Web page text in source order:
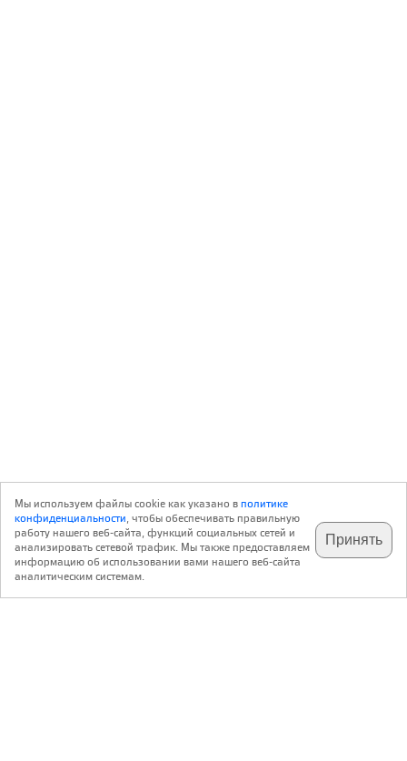
подпишитесь на наш
телеграм @archi_ru
✕
с 20 июля 1999 г.
Мы используем файлы cookie как указано вполитике
конфиденциальности, чтобы обеспечивать правильную
работу нашего веб-сайта, функций социальных сетей и
анализировать сетевой трафик. Мы также предоставляем
информацию об использовании вами нашего веб-сайта
аналитическим системам.
Принять